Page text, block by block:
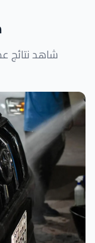
شاهد نتائج